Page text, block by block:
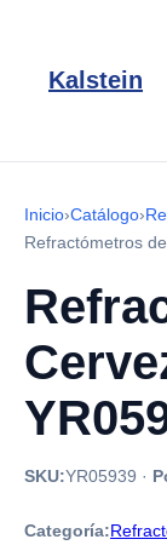
Kalstein
Inicio›Catálogo›
Refractómetros
SKU:YR05939 ·
Categoría: